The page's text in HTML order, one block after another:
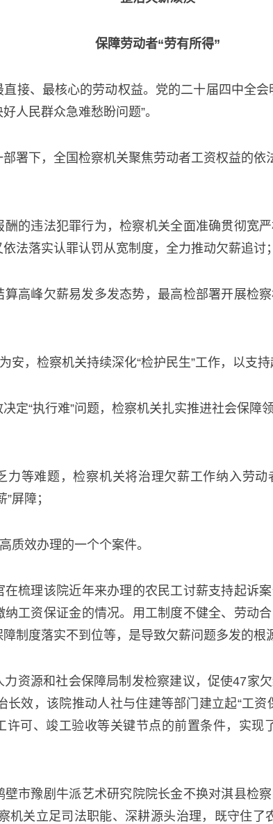
保障劳动者“劳有所得”
接、最核心的劳动权益。党的二十届四中全会
人民群众急难愁盼问题”。
署下，全国检察机关聚焦劳动者工资权益的依
的违法犯罪行为，检察机关全面准确贯彻宽
法落实认罪认罚从宽制度，全力推动欠薪追讨；
高峰欠薪易发多发态势，最高检部署开展检
，检察机关持续深化“检护民生”工作，以支持
定“执行难”问题，检察机关扎实推进社会保障
等难题，检察机关将治理欠薪工作纳入劳动
屏障；
质效办理的一个个案件。
梳理该院近年来办理的农民工讨薪支持起诉
纳工资保证金的情况。用工制度不健全、劳动
制度落实不到位等，是导致欠薪问题多发的根
力资源和社会保障局制发检察建议，促使47家
长效，该院推动人社与住建等部门建立起“工资
可、竣工验收等关键节点的前置条件，实现
市豫剧牛派艺术研究院院长金不换对淇县检
机关立足司法职能、深耕源头治理，既守住了